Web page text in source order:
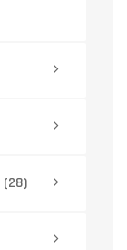
(28)